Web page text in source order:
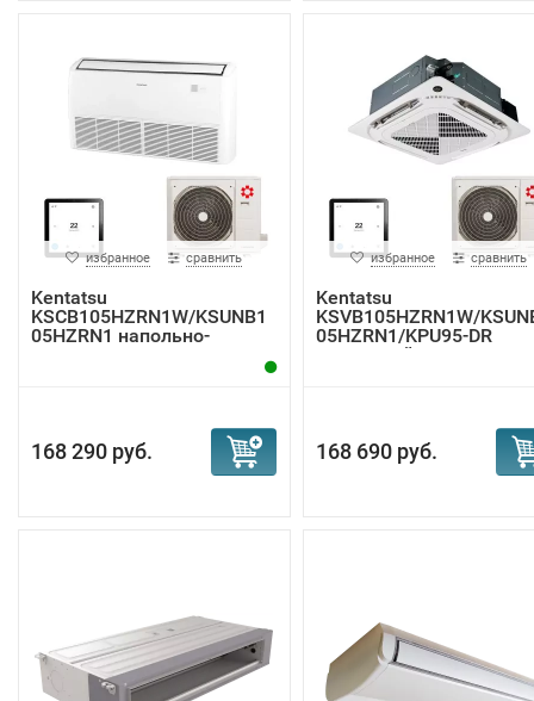
избранное сравнить
Kentatsu
KSCB105HZRN1W/KSUNB1
05HZRN1 напольно-
168 290 руб.
избранное сравнить
Kentatsu
KSVB105HZRN1W/
05HZRN1/KPU95-DR
кассетный к...
168 690 руб.